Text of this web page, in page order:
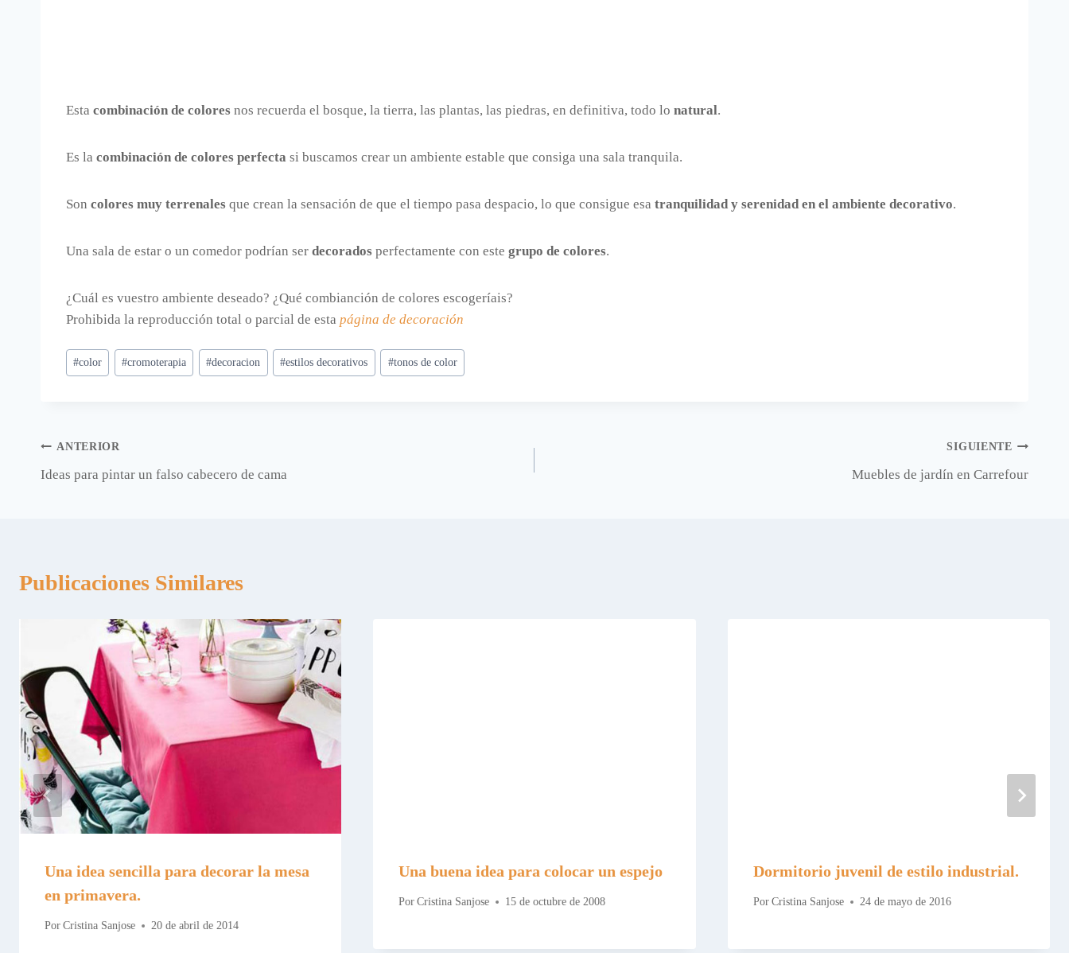
Esta combinación de colores nos recuerda el bosque, la tierra, las plantas, las piedras, en definitiva, todo lo natural.
Es la combinación de colores perfecta si buscamos crear un ambiente estable que consiga una sala tranquila.
Son colores muy terrenales que crean la sensación de que el tiempo pasa despacio, lo que consigue esa tranquilidad y serenidad en el ambiente decorativo.
Una sala de estar o un comedor podrían ser decorados perfectamente con este grupo de colores.
¿Cuál es vuestro ambiente deseado? ¿Qué combianción de colores escogeríais?
Prohibida la reproducción total o parcial de esta página de decoración
Etiquetas
de
#color #cromoterapia #decoracion #estilos decorativos #tonos de color
Navegación
de
ANTERIOR
Ideas para pintar un falso cabecero de cama
SIGUIENTE
Muebles de jardín en Carrefour
Publicaciones Similares
Una idea sencilla para decorar la mesa
en primavera.
Por Cristina Sanjose 20 de abril de 2014
Una buena idea para colocar un espejo
Por Cristina Sanjose 15 de octubre de 2008
Dormitorio juvenil de estilo industrial.
Por Cristina Sanjose 24 de mayo de 2016